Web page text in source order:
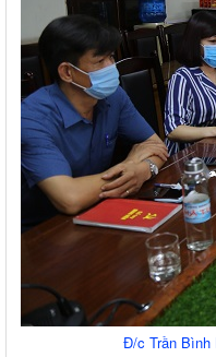
Đ/c Trần Bình